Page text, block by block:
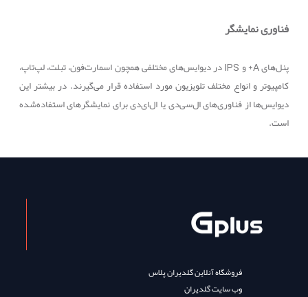
فناوری نمایشگر
پنل‌هایA+ وIPSدر دیوایس‌های مختلفی همچون اسمارت‌فون، تبلت، لپ‌تاپ،
کامپیوتر و انواع مختلف تلویزیون مورد استفاده قرار می‌گیرند. در بیشتر این
دیوایس‌ها از فناوری‌های ال‌سی‌دی یا ال‌ای‌دی برای نمایشگرهای استفاده‌شده
است.
فروشگاه آنلاین گلدیران پلاس
وب سایت گلدیران